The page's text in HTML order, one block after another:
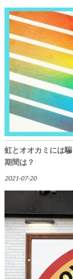
虹とオオカミには
期間は？
2021-07-20